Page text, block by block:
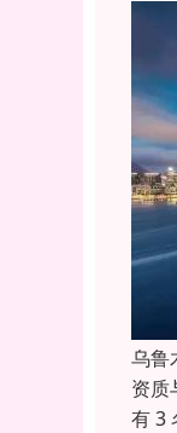
乌鲁
资质
有 3